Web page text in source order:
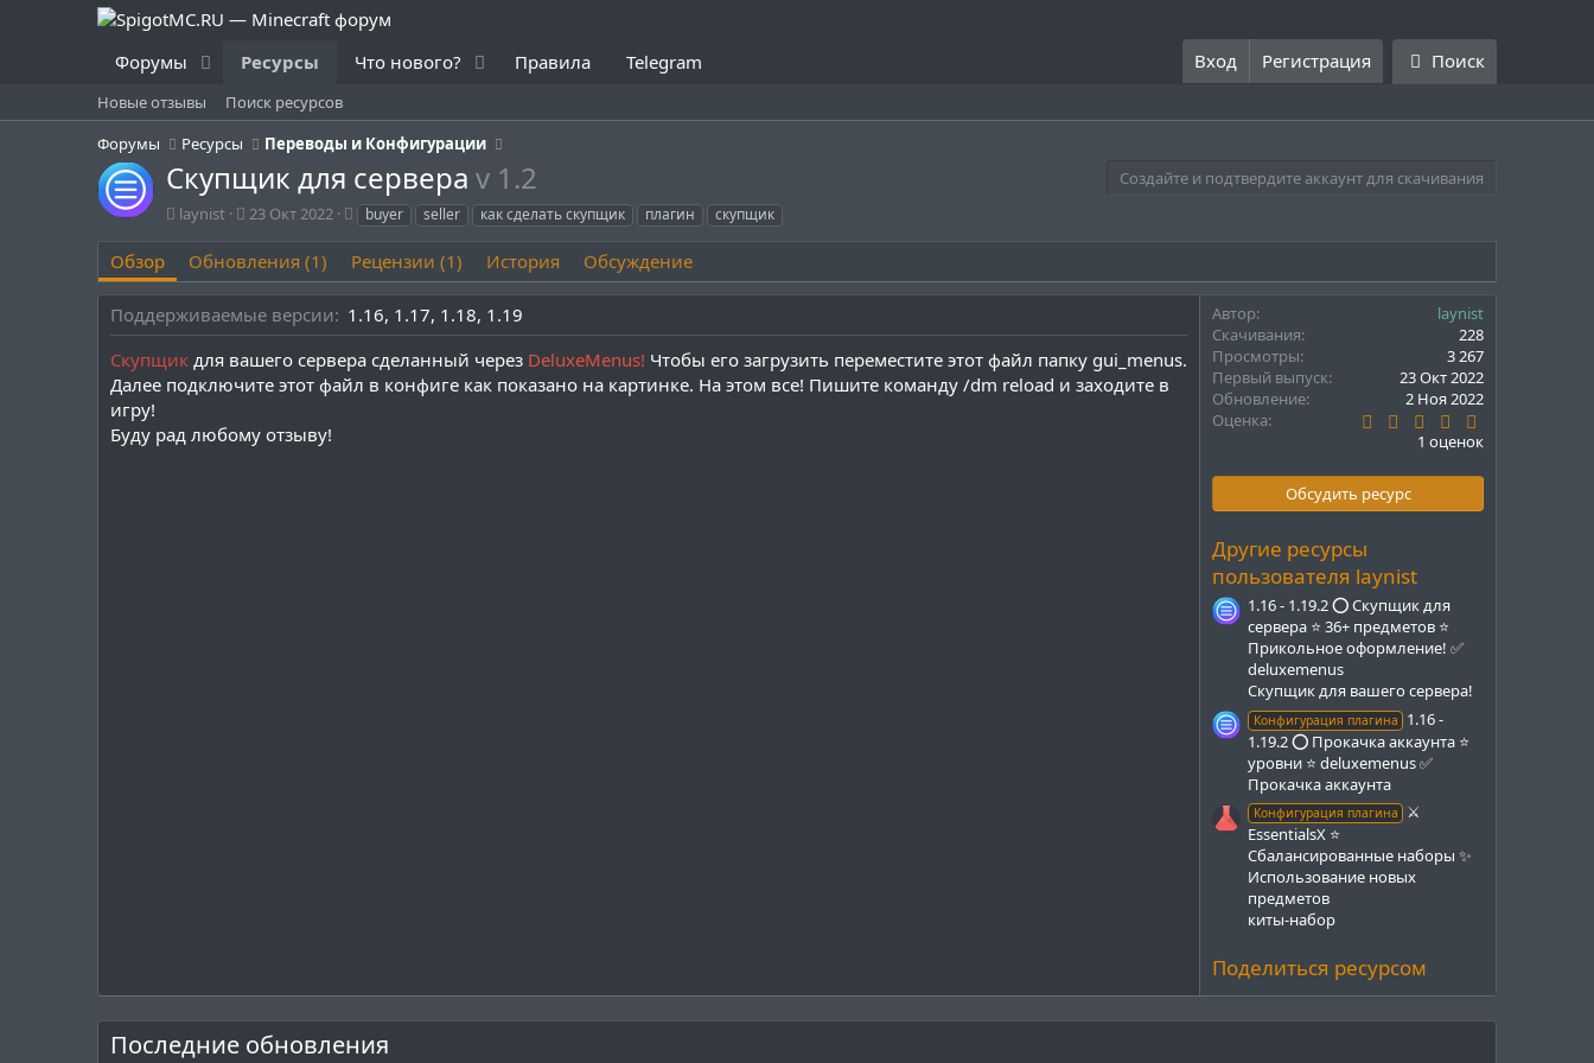
Форумы Ресурсы Что нового? Правила Telegram Вход Регистрация Поиск
Новые отзывы
Поиск ресурсов
Форумы
Ресурсы Переводы и Конфигурации
Скупщик для сервера v 1.2
Создайте и подтвердите аккаунт для скачивания
А
о
р
laynist
Д
т
а
с
о
з
д
а
я
23 Окт 2022
Т
г
и
buyer seller как сделать скупщик плагин скупщик
Обзор Обновления (1) Рецензии (1) История Обсуждение
Поддерживаемые версии 1.16 1.17 1.18 1.19
Скупщик для вашего сервера сделанный через DeluxeMenus! Чтобы его загрузить переместите этот файл папку gui_menus.
Далее подключите этот файл в конфиге как показано на картинке. На этом все! Пишите команду /dm reload и заходите в
игру!
Буду рад любому отзыву!
Автор
laynist
Скачивания
228
Просмотры
3 267
Первый выпуск
23 Окт 2022
Обновление
2 Ноя 2022
Оценка
0
0
в
1 оценок
Обсудить ресурс
Другие ресурсы
пользователя laynist
1.16 - 1.19.2 ⭕ Скупщик для
сервера ⭐ 36+ предметов ⭐
Прикольное оформление! ✅
deluxemenus
Cкупщик для вашего сервера!
Конфигурация плагина
1.16 -
1.19.2 ⭕ Прокачка аккаунта ⭐
уровни ⭐ deluxemenus ✅
Прокачка аккаунта
Конфигурация плагина
⚔️
EssentialsX ⭐
Сбалансированные наборы ✨
Использование новых
предметов
киты-набор
Поделиться ресурсом
Последние обновления